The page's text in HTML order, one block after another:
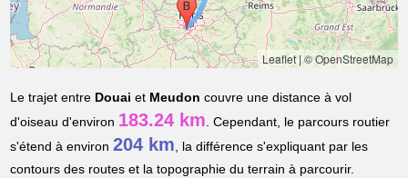
Leaflet|© OpenStreetMap
Le trajet entre Douai et Meudon couvre une distance à vol
d'oiseau d'environ 183.24 km. Cependant, le parcours routier
s'étend à environ204 km, la différence s'expliquant par les
contours des routes et la topographie du terrain à parcourir.